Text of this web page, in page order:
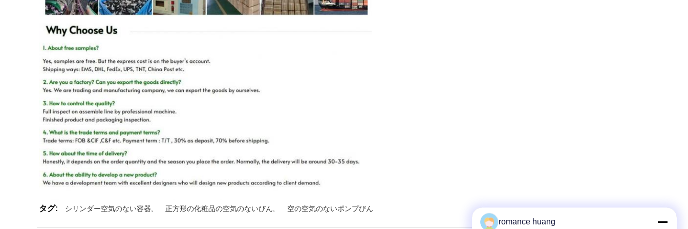
タグ: シリンダー空気のない容器, 正方形の化粧品の空気のないびん, 空の空気のないポンプびん
romance huang